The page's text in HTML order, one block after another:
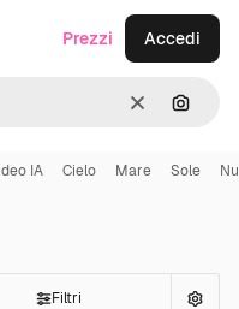
CancellaCerca
Prezzi Accedi
IA Cielo Mare Sole
Filtri